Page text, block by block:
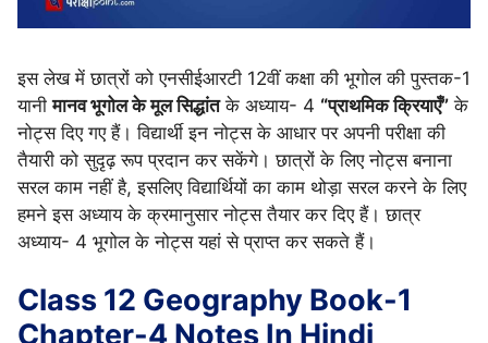
इस लेख में छात्रों को एनसीईआरटी 12वीं कक्षा की भूगोल की पुस्तक-1
यानीमानव भूगोल के मूल सिद्धांतके अध्याय- 4 “प्राथमिक क्रियाएँ” के
नोट्स दिए गए हैं। विद्यार्थी इन नोट्स के आधार पर अपनी परीक्षा की
तैयारी को सुदृढ़ रूप प्रदान कर सकेंगे। छात्रों के लिए नोट्स बनाना
सरल काम नहीं है, इसलिए विद्यार्थियों का काम थोड़ा सरल करने के लिए
हमने इस अध्याय के क्रमानुसार नोट्स तैयार कर दिए हैं। छात्र
अध्याय- 4 भूगोल के नोट्स यहां से प्राप्त कर सकते हैं।
Class 12 Geography Book-1
Chapter-4 Notes In Hindi